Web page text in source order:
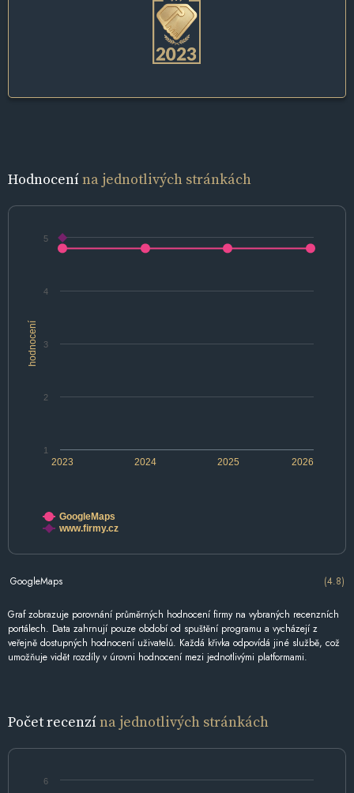
Hodnocenína jednotlivých stránkách
hodnocení
2024 2026
2023 2025
1
2
3
4
5
GoogleMaps
www.firmy.cz
GoogleMaps (4.8)
Graf zobrazuje porovnání průměrných hodnocení firmy na vybraných recenzních
portálech. Data zahrnují pouze období od spuštění programu a vycházejí z
veřejně dostupných hodnocení uživatelů. Každá křivka odpovídá jiné službě, což
umožňuje vidět rozdíly v úrovni hodnocení mezi jednotlivými platformami.
Počet recenzína jednotlivých stránkách
6